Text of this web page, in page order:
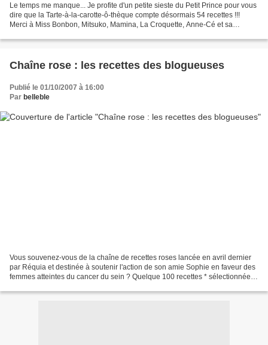
Le temps me manque... Je profite d'un petite sieste du Petit Prince pour vous
dire que la Tarte-à-la-carotte-ô-thèque compte désormais 54 recettes !!!
Merci à Miss Bonbon, Mitsuko, Mamina, La Croquette, Anne-Cé et sa
Chaîne rose : les recettes des blogueuses
Publié le 01/10/2007 à 16:00
Par belleble
Vous souvenez-vous de la chaîne de recettes roses lancée en avril dernier
par Réquia et destinée à soutenir l'action de son amie Sophie en faveur des
femmes atteintes du cancer du sein ? Quelque 100 recettes * sélectionnées